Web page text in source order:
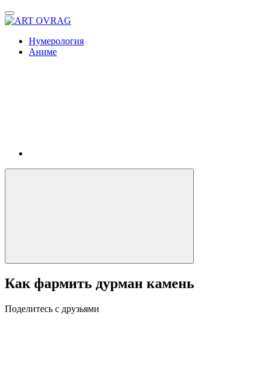
Нумерология
Аниме
Как фармить дурман камень
Поделитесь с друзьями